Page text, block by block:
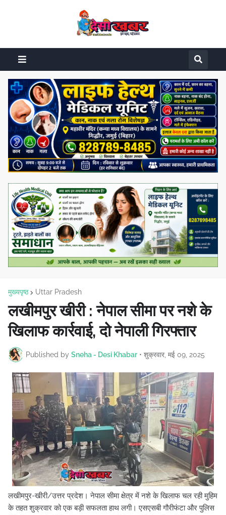
मुख्यपृष्ठ Uttar Pradesh
लखीमपुर खीरी : नेपाल सीमा पर नशे के
खिलाफ कार्रवाई, दो नेपाली गिरफ्तार
Published by Sneha - Desi Khabar • शुक्रवार, मई 09, 2025
लखीमपुर-खीरी/उत्तर प्रदेश। नेपाल सीमा क्षेत्र में नशे के खिलाफ चल रही मुहिम
के तहत शुक्रवार को एक बड़ी सफलता हाथ लगी। एसएसबी गौरीफंटा और पुलिस